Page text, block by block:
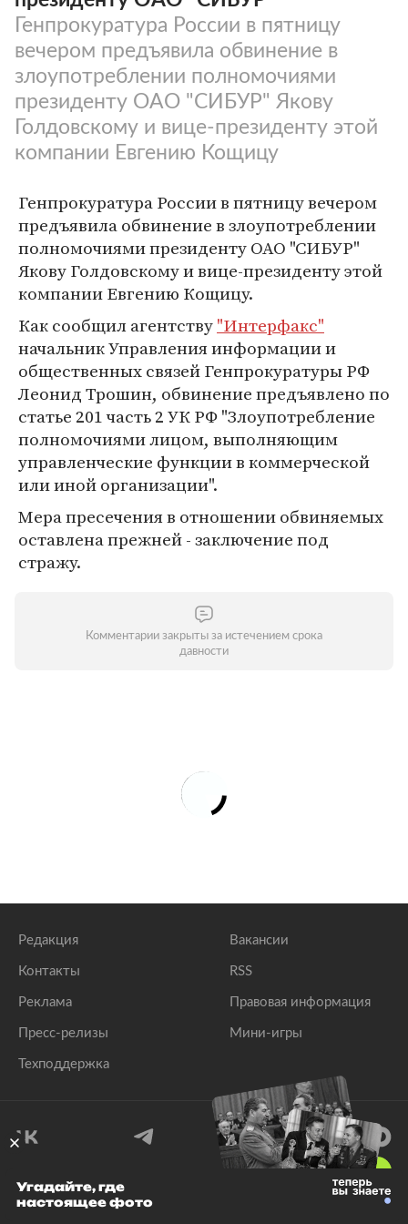
Генпрокуратура России в пятницу
вечером предъявила обвинение в
злоупотреблении полномочиями
президенту ОАО "СИБУР" Якову
Голдовскому и вице-президенту этой
компании Евгению Кощицу
Генпрокуратура России в пятницу вечером
предъявила обвинение в злоупотреблении
полномочиями президенту ОАО "СИБУР"
Якову Голдовскому и вице-президенту этой
компании Евгению Кощицу.
Как сообщил агентству"Интерфакс"
начальник Управления информации и
общественных связей Генпрокуратуры РФ
Леонид Трошин, обвинение предъявлено по
статье 201 часть 2 УК РФ "Злоупотребление
полномочиями лицом, выполняющим
управленческие функции в коммерческой
или иной организации".
Мера пресечения в отношении обвиняемых
оставлена прежней - заключение под
стражу.
Комментарии закрыты за истечением срока
давности
Редакция
Контакты
Реклама
Пресс-релизы
Техподдержка
Вакансии
RSS
Правовая информация
Мини-игры
© 1999–2026 Все права защищены.
Угадайте, где
настоящее фото